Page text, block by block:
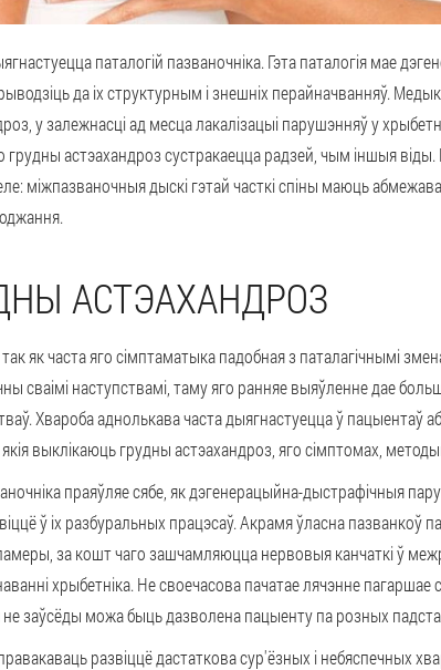
паталогій пазваночніка. Гэта паталогія мае
да іх структурным і знешніх перайначванняў.
у залежнасці ад месца лакалізацыі парушэнняў у
астэахандроз сустракаецца радзей, чым іншыя
міжпазваночныя дыскі гэтай часткі спіны маюць
АСТЭАХАНДРОЗ
як часта яго сімптаматыка падобная з паталагічнымі
сваімі наступствамі, таму яго ранняе выяўленне дае
Хвароба аднолькава часта дыягнастуецца ў пацыентаў
выклікаюць грудны астэахандроз, яго сімптомах,
праяўляе сябе, як дэгенерацыйна-дыстрафічныя
ў іх разбуральных працэсаў. Акрамя ўласна пазванкоў
за кошт чаго зашчамляюцца нервовыя канчаткі ў
хрыбетніка. Не своечасова пачатае лячэнне
не заўсёды можа быць дазволена пацыенту па розных
развіццё дастаткова сур'ёзных і небяспечных